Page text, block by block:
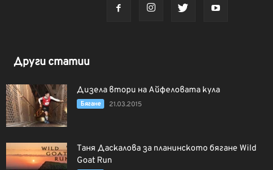
Други статии
Дизела втори на Айфеловата кула
Бягане 21.03.2015
Таня Даскалова за планинското бягане Wild
Goat Run